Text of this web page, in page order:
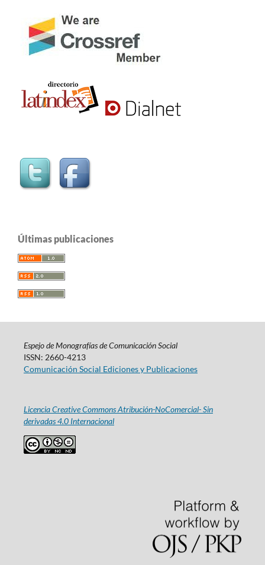
Últimas publicaciones
Espejo de Monografías de Comunicación Social
ISSN: 2660-4213
Comunicación Social Ediciones y Publicaciones
Licencia Creative Commons Atribución-NoComercial- Sin
derivadas 4.0 Internacional